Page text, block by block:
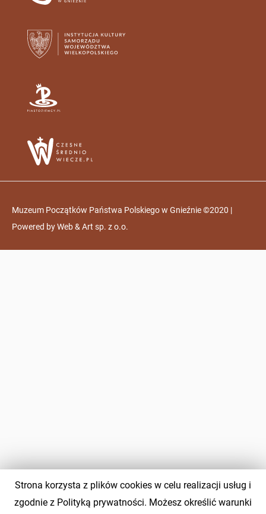
Muzeum Początków Państwa Polskiego w Gnieźnie ©2020 |
Powered byWeb & Art sp. z o.o.
Strona korzysta z plików cookies w celu realizacji usług i
zgodnie z Polityką prywatności. Możesz określić warunki